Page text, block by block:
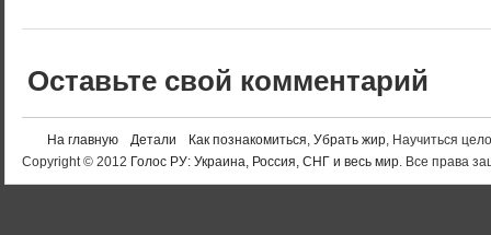
Оставьте свой комментарий
На главную Детали Как познакомиться, Убрать жир, Научиться
Copyright © 2012 Голос РУ: Украина, Россия, СНГ и весь мир. Все права